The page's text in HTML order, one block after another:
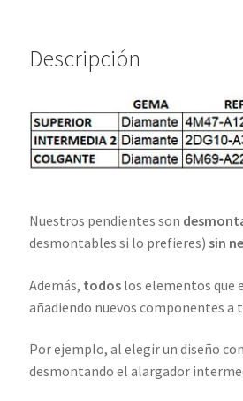
Descripción
Nuestros pendientes son
desmontables si lo prefieres) sin
Además, todoslos elementos que
añadiendo nuevos componentes
Por ejemplo, al elegir un diseño
desmontando el alargador